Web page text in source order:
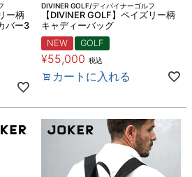
ー柄
バー3
DIVINER GOLF/ディバイナーゴルフ
【DIVINER GOLF】ペイズリー柄
キャディーバッグ
NEW
GOLF
¥55,000 税込
カートに入れる